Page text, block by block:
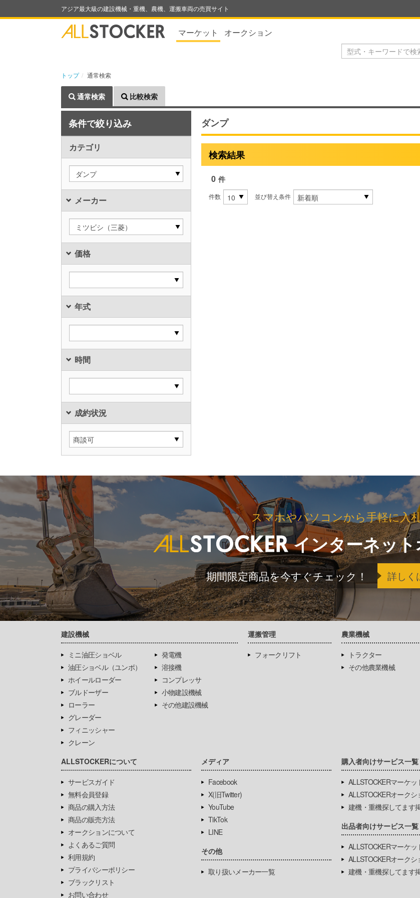
アジア最大級の建設機械・重機、農機、運搬車両の売買サイト
マーケット オークション
トップ 通常検索
通常検索 比較検索
条件で絞り込み
カテゴリ
ダンプ
メーカー
ミツビシ（三菱）
価格
年式
時間
成約状況
ダンプ
検索結果
0 件
件数 並び替え条件
スマホやパソコンから手軽に入
インターネッ
期間限定商品を今すぐチェック！ 詳しく
建設機械
ミニ油圧ショベル
油圧ショベル（ユンボ）
ホイールローダー
ブルドーザー
ローラー
グレーダー
フィニッシャー
クレーン
発電機
溶接機
コンプレッサ
小物建設機械
その他建設機械
運搬管理
フォークリフト
農業機械
トラクター
その他農業機械
ALLSTOCKERについて
サービスガイド
無料会員登録
商品の購入方法
商品の販売方法
オークションについて
よくあるご質問
利用規約
プライバシーポリシー
ブラックリスト
お問い合わせ
メディア
Facebook
X(旧Twitter)
YouTube
TikTok
LINE
その他
取り扱いメーカー一覧
購入者向けサービス一覧
ALLSTOCKERマーケッ
ALLSTOCKERオークシ
建機・重機探してます
出品者向けサービス一覧
ALLSTOCKERマーケッ
ALLSTOCKERオークシ
建機・重機探してます